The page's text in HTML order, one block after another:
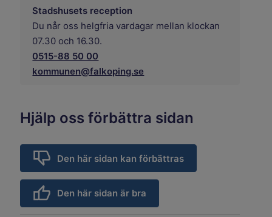
Stadshusets reception
Du når oss helgfria vardagar mellan klockan
07.30 och 16.30.
0515-88 50 00
kommunen@falkoping.se
Hjälp oss förbättra sidan
Den här sidan kan förbättras
Den här sidan är bra